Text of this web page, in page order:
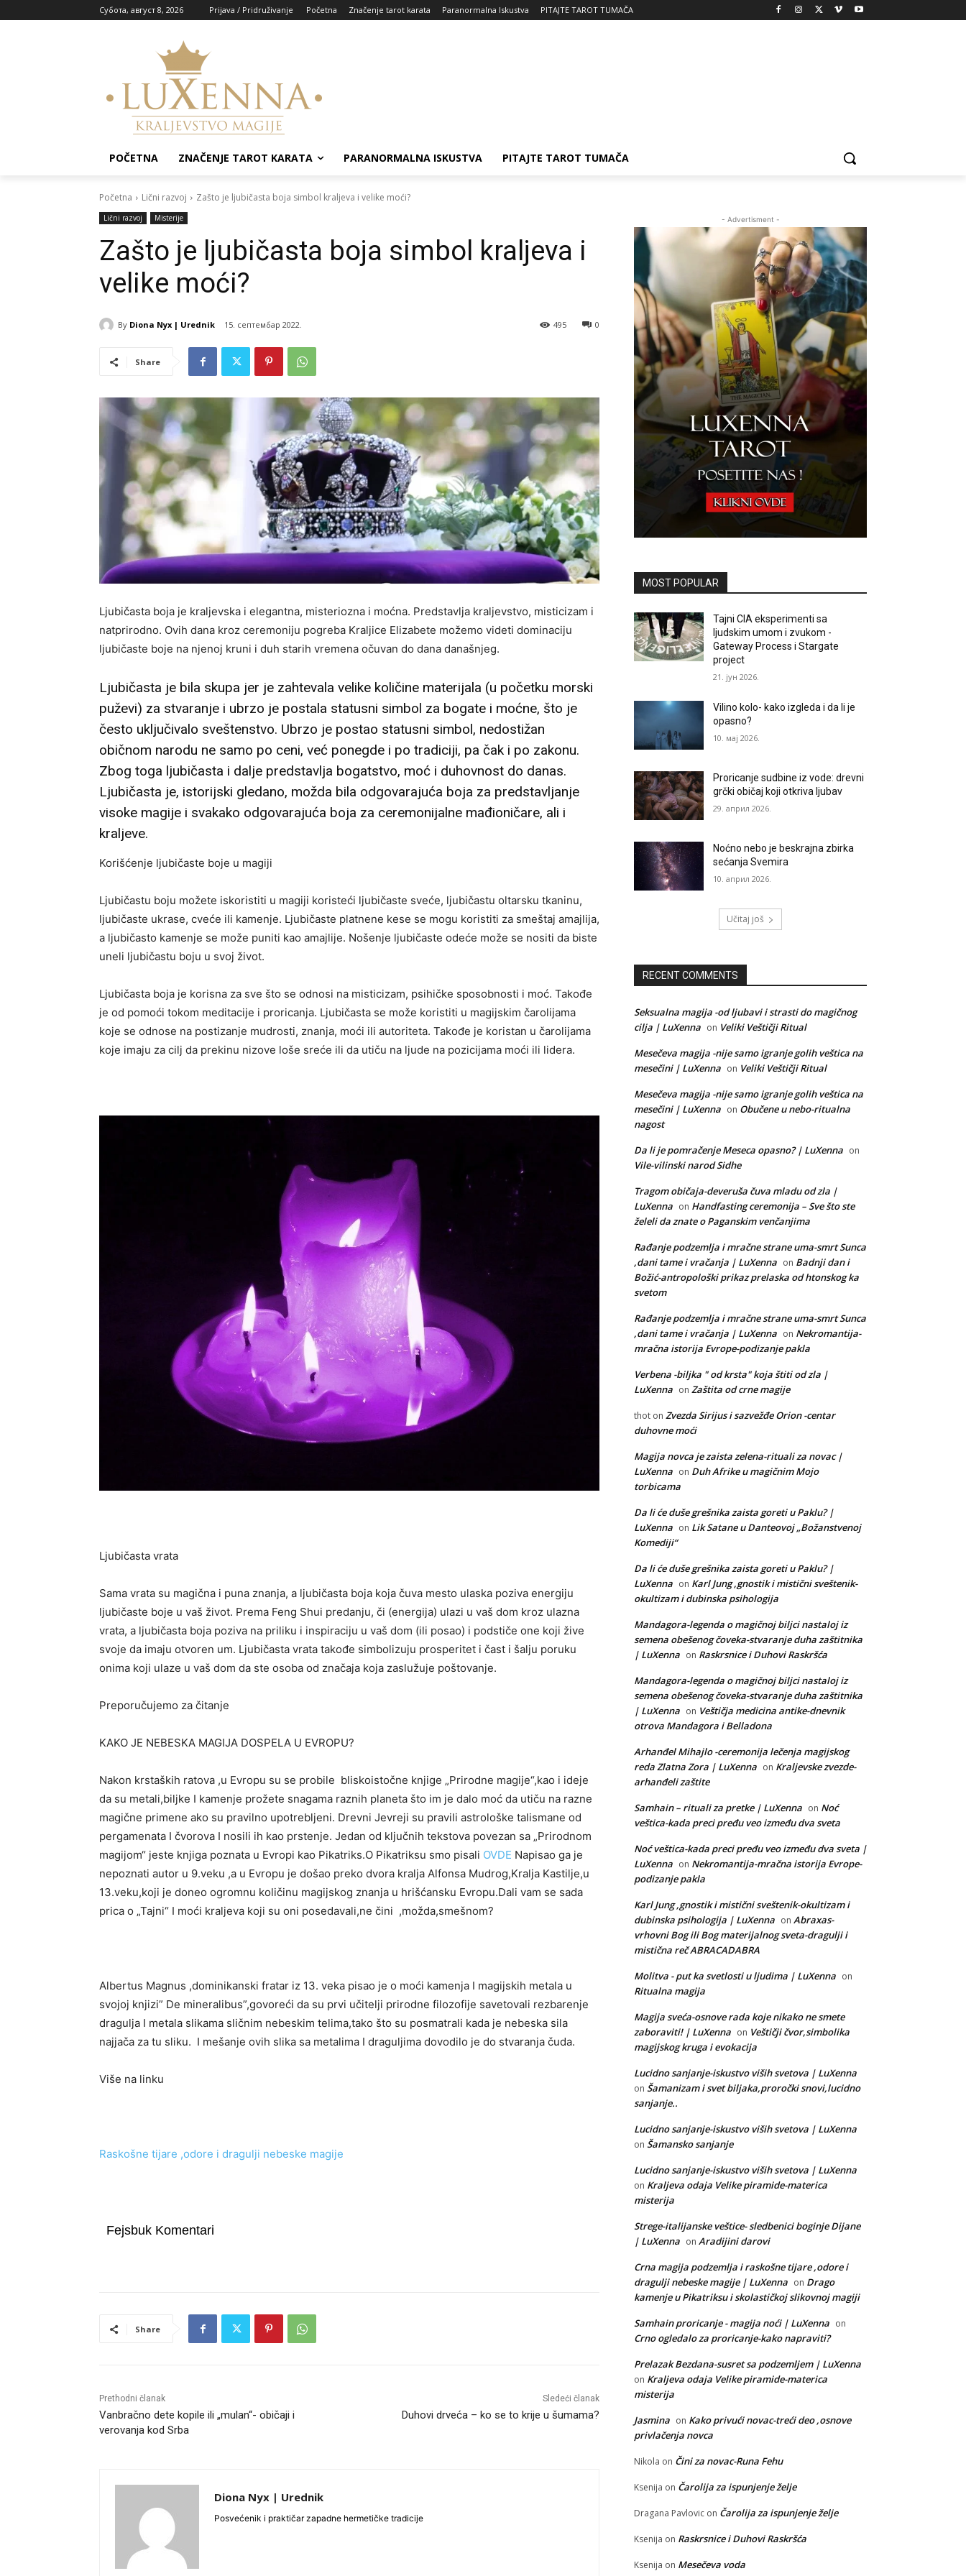
Субота, август 8, 2026 Prijava / Pridruživanje Početna Značenje tarot karata Paranormalna Iskustva PITAJTE TAROT TUMAČA
POČETNA ZNAČENJE TAROT KARATA PARANORMALNA ISKUSTVA PITAJTE TAROT TUMAČA
Početna Lični razvoj Zašto je ljubičasta boja simbol kraljeva i velike moći?
Lični razvoj Misterije
Zašto je ljubičasta boja simbol kraljeva i
velike moći?
By Diona Nyx | Urednik 15. септембар 2022. 0
495
Share
Ljubičasta boja je kraljevska i elegantna, misteriozna i moćna. Predstavlja kraljevstvo, misticizam i
natprirodno. Ovih dana kroz ceremoniju pogreba Kraljice Elizabete možemo videti dominaciju
ljubičaste boje na njenoj kruni i duh starih vremena očuvan do dana današnjeg.
Ljubičasta je bila skupa jer je zahtevala velike količine materijala (u početku morski
puževi) za stvaranje i ubrzo je postala statusni simbol za bogate i moćne, što je
često uključivalo sveštenstvo. Ubrzo je postao statusni simbol, nedostižan
običnom narodu ne samo po ceni, već ponegde i po tradiciji, pa čak i po zakonu.
Zbog toga ljubičasta i dalje predstavlja bogatstvo, moć i duhovnost do danas.
Ljubičasta je, istorijski gledano, možda bila odgovarajuća boja za predstavljanje
visoke magije i svakako odgovarajuća boja za ceremonijalne mađioničare, ali i
kraljeve.
Korišćenje ljubičaste boje u magiji
Ljubičastu boju možete iskoristiti u magiji koristeći ljubičaste sveće, ljubičastu oltarsku tkaninu,
ljubičaste ukrase, cveće ili kamenje. Ljubičaste platnene kese se mogu koristiti za smeštaj amajlija,
a ljubičasto kamenje se može puniti kao amajlije. Nošenje ljubičaste odeće može se nositi da biste
uneli ljubičastu boju u svoj život.
Ljubičasta boja je korisna za sve što se odnosi na misticizam, psihičke sposobnosti i moć. Takođe
je od pomoći tokom meditacije i proricanja. Ljubičasta se može koristiti u magijskim čarolijama
koje se odnose na postizanje mudrosti, znanja, moći ili autoriteta. Takođe je koristan u čarolijama
koje imaju za cilj da prekinu nizove loše sreće ili da utiču na ljude na pozicijama moći ili lidera.
Ljubičasta vrata
Sama vrata su magična i puna znanja, a ljubičasta boja koja čuva mesto ulaska poziva energiju
ljubičaste boje u vaš život. Prema Feng Shui predanju, či (energija) ulazi u vaš dom kroz ulazna
vrata, a ljubičasta boja poziva na priliku i inspiraciju u vaš dom (ili posao) i podstiče one koji žive
svoje da imaju otvoren um. Ljubičasta vrata takođe simbolizuju prosperitet i čast i šalju poruku
onima koji ulaze u vaš dom da ste osoba od značaja koja zaslužuje poštovanje.
Preporučujemo za čitanje
KAKO JE NEBESKA MAGIJA DOSPELA U EVROPU?
Nakon krstaških ratova ,u Evropu su se probile bliskoistočne knjige „Prirodne magije“,kao i ideje
da su metali,biljke I kamenje prožete snagama raznih planeta što im je dalo moć da utiču na razne
magične primene ako su pravilno upotrebljeni. Drevni Jevreji su pravili astrološke talismane od
pergamenata I čvorova I nosili ih kao prstenje. Jedan od ključnih tekstova povezan sa „Prirodnom
magijom“ jeste knjiga poznata u Evropi kao Pikatriks.O Pikatriksu smo pisali OVDE Napisao ga je
nepoznati autor u 9.veku ,a u Evropu je došao preko dvora kralja Alfonsa Mudrog,Kralja Kastilje,u
13.veku,koji je doneo ogromnu količinu magijskog znanja u hrišćansku Evropu.Dali vam se sada
prica o „Tajni“ I moći kraljeva koji su oni posedavali,ne čini ,možda,smešnom?
Albertus Magnus ,dominikanski fratar iz 13. veka pisao je o moći kamenja I magijskih metala u
svojoj knjizi” De mineralibus”,govoreći da su prvi učitelji prirodne filozofije savetovali rezbarenje
dragulja I metala slikama sličnim nebeskim telima,tako što su posmatrali kada je nebeska sila
najjača za tu sliku. I mešanje ovih slika sa metalima I draguljima dovodilo je do stvaranja čuda.
Više na linku
Raskošne tijare ,odore i dragulji nebeske magije
Fejsbuk Komentari
Share
Prethodni članak
Vanbračno dete kopile ili „mulan“- običaji i
verovanja kod Srba
Sledeći članak
Duhovi drveća – ko se to krije u šumama?
Diona Nyx | Urednik
Posvećenik i praktičar zapadne hermetičke tradicije
- Advertisment -
MOST POPULAR
Tajni CIA eksperimenti sa
ljudskim umom i zvukom -
Gateway Process i Stargate
project
21. јун 2026.
Vilino kolo- kako izgleda i da li je
opasno?
10. мај 2026.
Proricanje sudbine iz vode: drevni
grčki običaj koji otkriva ljubav
29. април 2026.
Noćno nebo je beskrajna zbirka
sećanja Svemira
10. април 2026.
Učitaj još
RECENT COMMENTS
Seksualna magija -od ljubavi i strasti do magičnog
cilja | LuXenna on Veliki Veštičji Ritual
Mesečeva magija -nije samo igranje golih veštica na
mesečini | LuXenna on Veliki Veštičji Ritual
Mesečeva magija -nije samo igranje golih veštica na
mesečini | LuXenna on Obučene u nebo-ritualna
nagost
Da li je pomračenje Meseca opasno? | LuXenna on
Vile-vilinski narod Sidhe
Tragom običaja-deveruša čuva mladu od zla |
LuXenna on Handfasting ceremonija – Sve što ste
želeli da znate o Paganskim venčanjima
Rađanje podzemlja i mračne strane uma-smrt Sunca
,dani tame i vračanja | LuXenna on Badnji dan i
Božić-antropološki prikaz prelaska od htonskog ka
svetom
Rađanje podzemlja i mračne strane uma-smrt Sunca
,dani tame i vračanja | LuXenna on Nekromantija-
mračna istorija Evrope-podizanje pakla
Verbena -biljka " od krsta" koja štiti od zla |
LuXenna on Zaštita od crne magije
thot on Zvezda Sirijus i sazvežđe Orion -centar
duhovne moći
Magija novca je zaista zelena-rituali za novac |
LuXenna on Duh Afrike u magičnim Mojo
torbicama
Da li će duše grešnika zaista goreti u Paklu? |
LuXenna on Lik Satane u Danteovoj „Božanstvenoj
Komediji“
Da li će duše grešnika zaista goreti u Paklu? |
LuXenna on Karl Jung ,gnostik i mistični sveštenik-
okultizam i dubinska psihologija
Mandagora-legenda o magičnoj biljci nastaloj iz
semena obešenog čoveka-stvaranje duha zaštitnika
| LuXenna on Raskrsnice i Duhovi Raskršća
Mandagora-legenda o magičnoj biljci nastaloj iz
semena obešenog čoveka-stvaranje duha zaštitnika
| LuXenna on Veštičja medicina antike-dnevnik
otrova Mandagora i Belladona
Arhanđel Mihajlo -ceremonija lečenja magijskog
reda Zlatna Zora | LuXenna on Kraljevske zvezde-
arhanđeli zaštite
Samhain – rituali za pretke | LuXenna on Noć
veštica-kada preci pređu veo između dva sveta
Noć veštica-kada preci pređu veo između dva sveta |
LuXenna on Nekromantija-mračna istorija Evrope-
podizanje pakla
Karl Jung ,gnostik i mistični sveštenik-okultizam i
dubinska psihologija | LuXenna on Abraxas-
vrhovni Bog ili Bog materijalnog sveta-dragulji i
mistična reč ABRACADABRA
Molitva - put ka svetlosti u ljudima | LuXenna on
Ritualna magija
Magija sveća-osnove rada koje nikako ne smete
zaboraviti! | LuXenna on Veštičji čvor,simbolika
magijskog kruga i evokacija
Lucidno sanjanje-iskustvo viših svetova | LuXenna
on Šamanizam i svet biljaka,proročki snovi,lucidno
sanjanje..
Lucidno sanjanje-iskustvo viših svetova | LuXenna
on Šamansko sanjanje
Lucidno sanjanje-iskustvo viših svetova | LuXenna
on Kraljeva odaja Velike piramide-materica
misterija
Strege-italijanske veštice- sledbenici boginje Dijane
| LuXenna on Aradijini darovi
Crna magija podzemlja i raskošne tijare ,odore i
dragulji nebeske magije | LuXenna on Drago
kamenje u Pikatriksu i skolastičkoj slikovnoj magiji
Samhain proricanje - magija noći | LuXenna on
Crno ogledalo za proricanje-kako napraviti?
Prelazak Bezdana-susret sa podzemljem | LuXenna
on Kraljeva odaja Velike piramide-materica
misterija
Jasmina on Kako privući novac-treći deo ,osnove
privlačenja novca
Nikola on Čini za novac-Runa Fehu
Ksenija on Čarolija za ispunjenje želje
Dragana Pavlovic on Čarolija za ispunjenje želje
Ksenija on Raskrsnice i Duhovi Raskršća
Ksenija on Mesečeva voda